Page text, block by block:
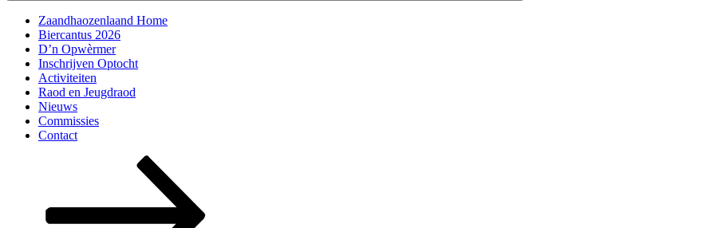
Zaandhaozenlaand Home
Biercantus 2026
D’n Opwèrmer
Inschrijven Optocht
Activiteiten
Raod en Jeugdraod
Nieuws
Commissies
Contact